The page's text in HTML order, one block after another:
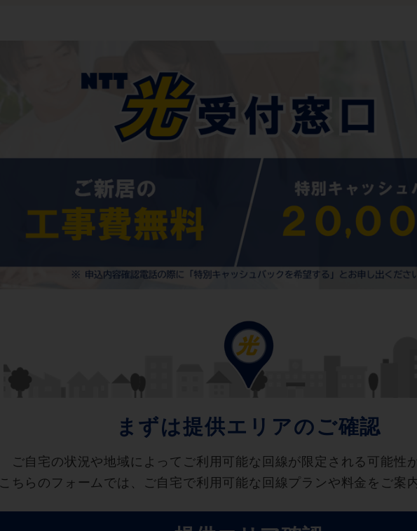
まずは提供エリアのご確認
ご自宅の状況や地域によってご利用可能な回線が限定される可能性
こちらのフォームでは、ご自宅で利用可能な回線プランや料金をご案